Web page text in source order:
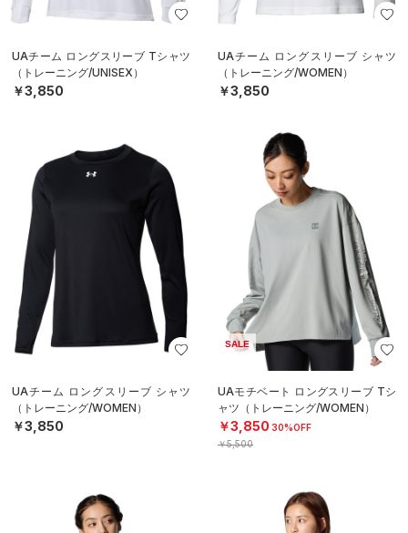
UAチーム ロングスリーブ Tシャツ
（トレーニング/UNISEX）
￥3,850
UAチーム ロングスリーブ シャツ
（トレーニング/WOMEN）
￥3,850
UAチーム ロングスリーブ シャツ
（トレーニング/WOMEN）
￥3,850
SALE
UAモチベート ロングスリーブ Tシ
ャツ（トレーニング/WOMEN）
￥3,850 30%OFF
￥5,500